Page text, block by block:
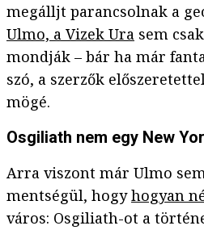
megálljt parancsolnak a
Ulmo, a Vizek Ura sem
mondják – bár ha már
szó, a szerzők
mögé.
Osgiliath nem egy New
Arra viszont már Ulmo
mentségül, hogyhogyan
város: Osgiliath-ot a